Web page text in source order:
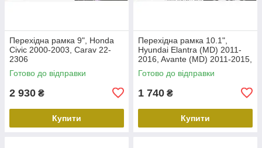
Перехідна рамка 9", Honda
Civic 2000-2003, Carav 22-
2306
Готово до відправки
2 930 ₴
Купити
Перехідна рамка 10.1",
Hyundai Elantra (MD) 2011-
2016, Avante (MD) 2011-2015,
Carav 22-2312
Готово до відправки
1 740 ₴
Купити